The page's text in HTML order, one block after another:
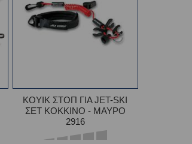
ΚΟΥΙΚ ΣΤΟΠ ΓΙΑ JET-SKI
ΣΕΤ KOKKINO - ΜΑΥΡΟ
2916